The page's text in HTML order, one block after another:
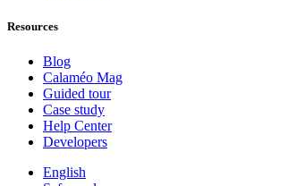
Resources
Blog
Calaméo Mag
Guided tour
Case study
Help Center
Developers
English